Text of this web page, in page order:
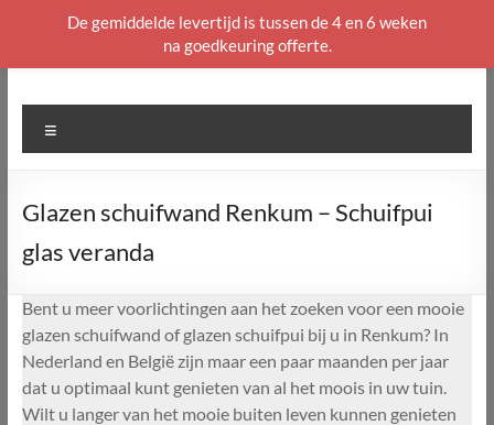
naar
Glazen schuifwand Renkum – Schuifpui
glas veranda
Bent u meer voorlichtingen aan het zoeken voor een mooie
glazen schuifwand of glazen schuifpui bij u in Renkum? In
Nederland en België zijn maar een paar maanden per jaar
dat u optimaal kunt genieten van al het moois in uw tuin.
Wilt u langer van het mooie buiten leven kunnen genieten
De gemiddelde levertijd is tussen de 4 en 6 weken
na goedkeuring offerte.